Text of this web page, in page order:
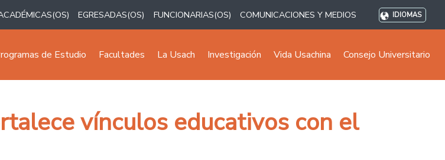
EGRESADAS(OS) FUNCIONARIAS(OS) COMUNICACIONES Y MEDIOS IDIOMAS
de Estudio Facultades La Usach Investigación Vida Usachina Consejo Universitario
vínculos educativos con el